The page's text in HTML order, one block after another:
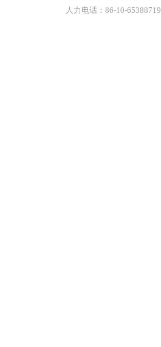
人力电话：86-10-65388719